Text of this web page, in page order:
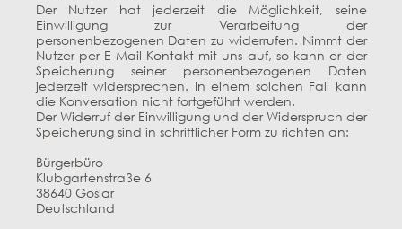
Der Nutzer hat jederzeit die Möglichkeit, seine
Einwilligung zur Verarbeitung der
personenbezogenen Daten zu widerrufen. Nimmt der
Nutzer per E-Mail Kontakt mit uns auf, so kann er der
Speicherung seiner personenbezogenen Daten
jederzeit widersprechen. In einem solchen Fall kann
die Konversation nicht fortgeführt werden.
Der Widerruf der Einwilligung und der Widerspruch der
Speicherung sind in schriftlicher Form zu richten an:
Bürgerbüro
Klubgartenstraße 6
38640 Goslar
Deutschland